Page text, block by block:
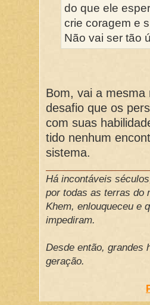
do que ele
crie coragem e
Não vai ser tão
Bom, vai a
desafio que os
com suas
tido nenhum
sistema.
Há incontáveis
por todas as terras do
Khem, enlouqueceu e
impediram.
Desde então, grandes
geração.